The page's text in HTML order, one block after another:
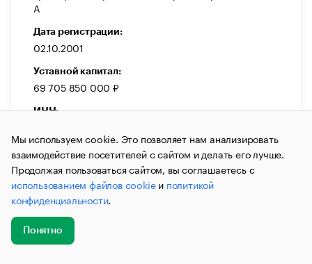
А
Дата регистрации:
02.10.2001
Уставной капитал:
69 705 850 000 ₽
ИНН:
ОГРН:
1022302937062
Выручка:
14 003 982 000 ₽
Темп прироста:
2,42 %
Мы используем cookie. Это позволяет нам анализировать
взаимодействие посетителей с сайтом и делать его лучше.
Продолжая пользоваться сайтом, вы соглашаетесь с
использованием файлов cookieи политикой
конфиденциальности.
Понятно